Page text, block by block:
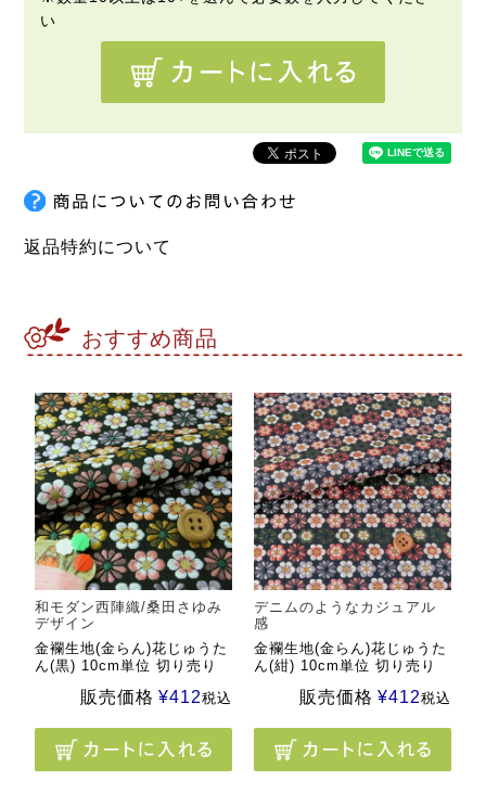
返品特約について
おすすめ商品
和モダン西陣織/桑田さゆみ
デザイン
金襴生地(金らん)花じゅうた
ん(黒) 10cm単位 切り売り
販売価格 ¥412税込
デニムのようなカジュアル
感
金襴生地(金らん)花じゅうた
ん(紺) 10cm単位 切り売り
販売価格 ¥412税込